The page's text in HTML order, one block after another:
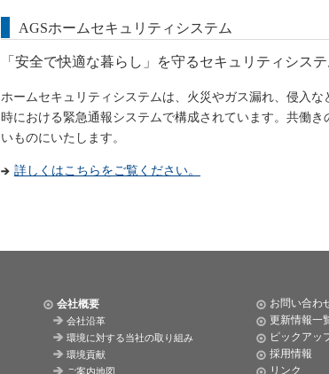
AGSホームセキュリティシステム
「安全で快適な暮らし」を守るセキュリティシス
ホームセキュリティシステムは、火災やガス漏れ、侵入
時における緊急通報システムで構成されています。共働
いものにいたします。
詳しくはこちらをご覧ください。
会社概要
会社沿革
環境に対する当社の取り組み
環境貢献
ご案内地図
お問い合わ
更新情報一
ピックアッ
採用情報
リンク